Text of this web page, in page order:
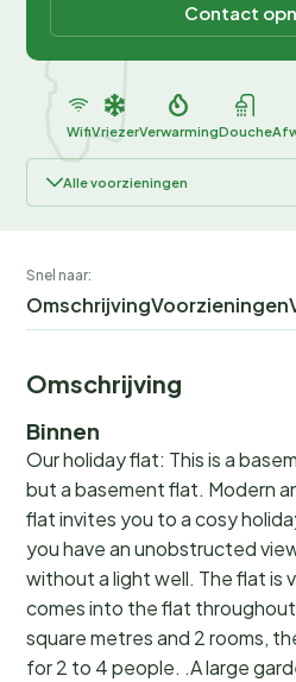
Contact
WifiVriezerVerwarmingDouche
Alle voorzieningen
Snel naar:
OmschrijvingVoorzieningen
Omschrijving
Binnen
Our holiday flat: This is a
but a basement flat. Modern
flat invites you to a cosy
you have an unobstructed
without a light well. The flat is
comes into the flat
square metres and 2 rooms,
for 2 to 4 people. .A large